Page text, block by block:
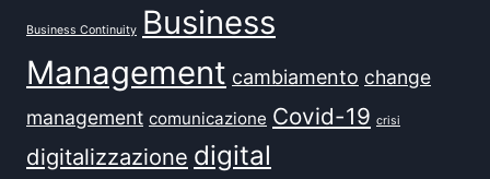
Business Continuity Business
Management cambiamento change
management comunicazione Covid-19 crisi
digitalizzazione digital